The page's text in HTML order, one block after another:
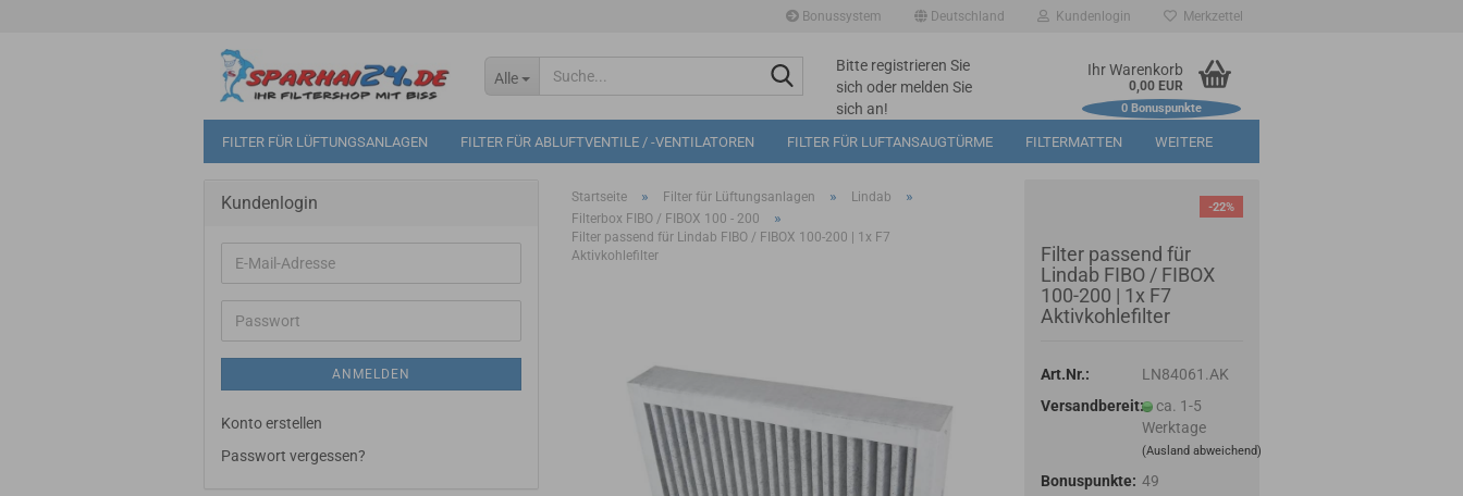
Bonussystem Deutschland Kundenlogin Merkzettel
Alle
Suche...Bitte registrieren Sie
sich oder melden Sie
sich an!
Mögliche
Bonuspunkte im
Ihr Warenkorb
0,00 EUR
0Bonuspunkte
FILTER FÜR LÜFTUNGSANLAGEN FILTER FÜR ABLUFTVENTILE / -VENTILATOREN FILTER FÜR LUFTANSAUGTÜRME FILTERMATTEN WEITERE
Startseite » Filter für Lüftungsanlagen » Lindab »
Filterbox FIBO / FIBOX 100 - 200 »
Filter passend für Lindab FIBO / FIBOX 100-200 | 1x F7
Aktivkohlefilter
-22%
Filter passend für
Lindab FIBO / FIBOX
100-200 | 1x F7
Aktivkohlefilter
Art.Nr.:
LN84061.AK
Versandbereit:
ca. 1-5
Werktage
(Ausland abweichend)
Bonuspunkte: 49
Kundenlogin
E-
Mail-
Adresse
Passwort
ANMELDEN
Konto erstellen
Passwort vergessen?